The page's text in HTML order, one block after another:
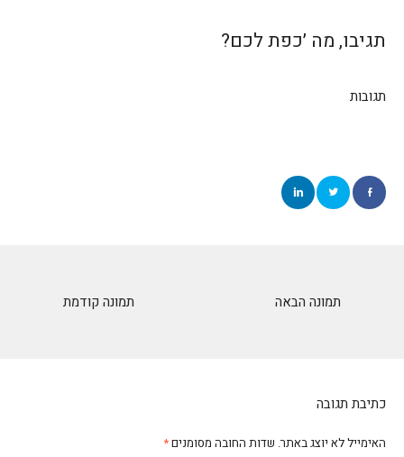
תגיבו, מה ׳כפת לכם?
תגובות
תמונה קודמת תמונה הבאה
כתיבת תגובה
האימייל לא יוצג באתר. שדות החובה מסומנים*